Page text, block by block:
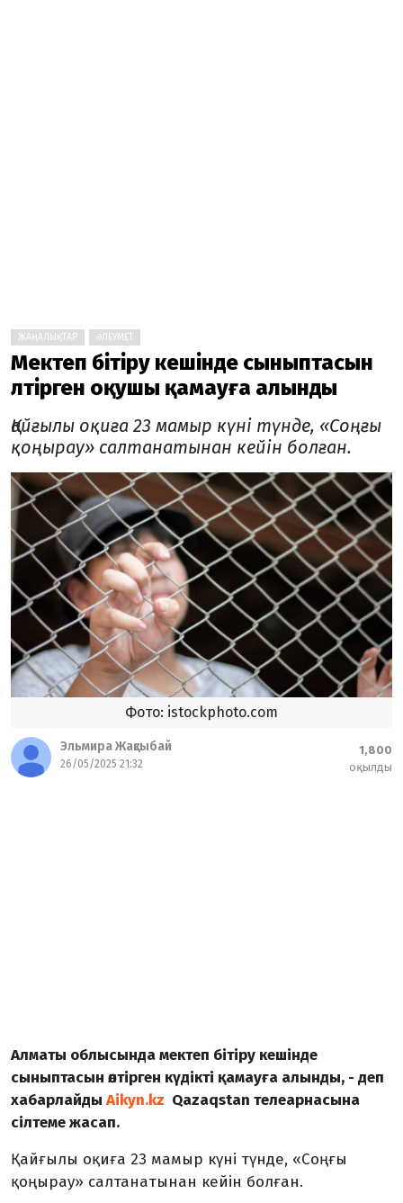
ЖАҢАЛЫҚТАР ӘЛЕУМЕТ
Мектеп бітіру кешінде сыныптасын
өлтірген оқушы қамауға алынды
Қайғылы оқиға 23 мамыр күні түнде, «Соңғы
қоңырау» салтанатынан кейін болған.
Фото: istockphoto.com
Эльмира Жақсыбай
26/05/2025 21:32
1,800
оқылды
Алматы облысында мектеп бітіру кешінде
сыныптасын өлтірген күдікті қамауға алынды, - деп
хабарлайды Aikyn.kz Qazaqstan телеарнасына
сілтеме жасап.
Қайғылы оқиға 23 мамыр күні түнде, «Соңғы
қоңырау» салтанатынан кейін болған.